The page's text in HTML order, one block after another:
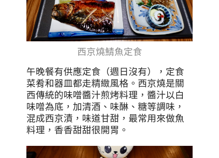
西京燒鯖魚定食
午晚餐有供應定食（週日沒有），定食
菜肴和器皿都走精緻風格。西京燒是關
西傳統的味噌醬汁煎烤料理，醬汁以白
味噌為底，加清酒、味醂、糖等調味，
混成西京漬，味道甘甜，最常用來做魚
料理，香香甜甜很開胃。